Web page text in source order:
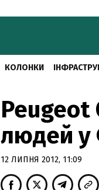
КОЛОНКИ
Peugeot
людей у
12 ЛИПНЯ 2012, 11:09